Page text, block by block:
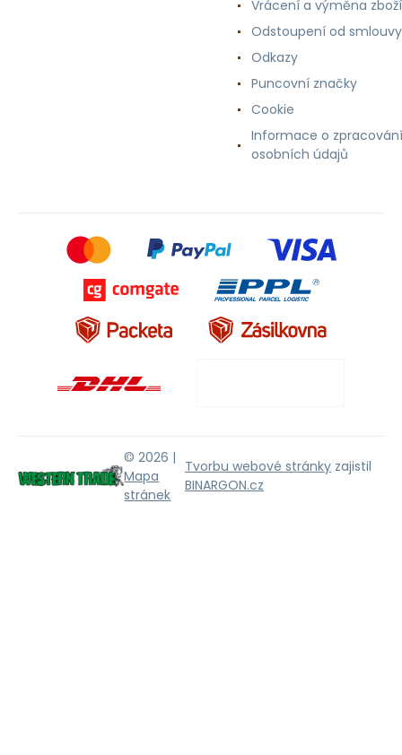
Vrácení a výměna zboží
Odstoupení od smlouvy
Odkazy
Puncovní značky
Cookie
Informace o zpracování
osobních údajů
© 2026 |
Mapa
stránek
Tvorbu webové stránky zajistil
BINARGON.cz